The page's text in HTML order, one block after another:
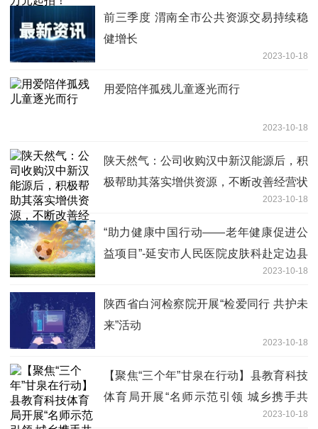
前三季度 渭南全市公共资源交易持续稳
健增长
2023-10-18
用爱陪伴孤残儿童逐光而行
2023-10-18
陕天然气：公司收购汉中新汉能源后，积
极帮助其落实增供资源，不断改善经营状
2023-10-18
“助力健康中国行动——老年健康促进公
益项目”-延安市人民医院皮肤科赴定边县
2023-10-18
陕西省白河检察院开展“检爱同行 共护未
来”活动
2023-10-18
【聚焦“三个年”甘泉在行动】县教育科技
体育局开展“名师示范引领 城乡携手共
2023-10-18